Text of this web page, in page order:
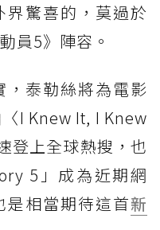
驚喜的，莫過於
員5》陣容。
，泰勒絲將為電影
I Knew It, I Knew
登上全球熱搜，也
5」成為近期網
是相當期待這首新